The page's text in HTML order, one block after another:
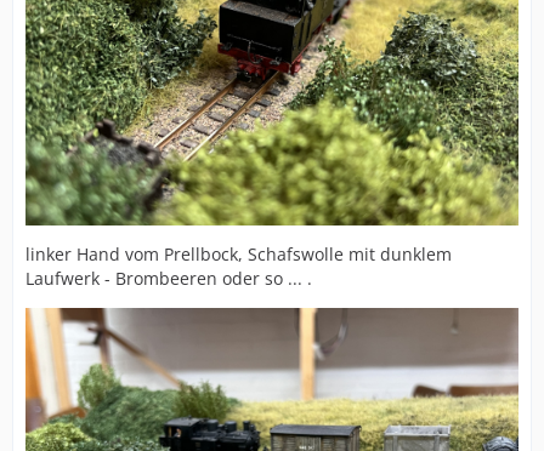
linker Hand vom Prellbock, Schafswolle mit dunklem
Laufwerk - Brombeeren oder so ... .